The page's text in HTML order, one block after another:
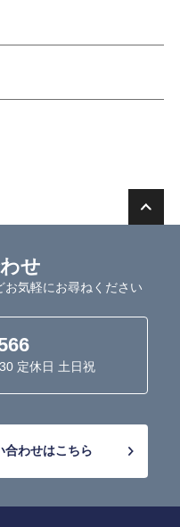
せ
気軽にお尋ねください
定休日 土日祝
合わせはこちら